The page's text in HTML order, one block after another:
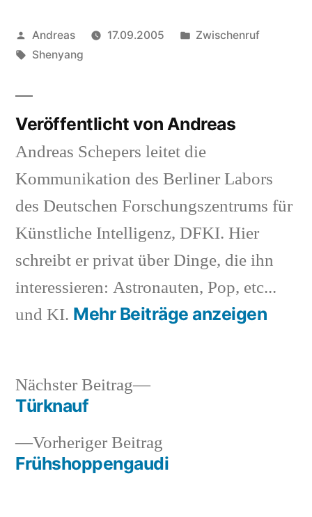
Veröffentlicht
von
Andreas 17.09.2005
Veröffentlicht
Zwischenruf
Schlagwörter:
Shenyang
Veröffentlicht von Andreas
Andreas Schepers leitet die
Kommunikation des Berliner Labors
des Deutschen Forschungszentrums für
Künstliche Intelligenz, DFKI. Hier
schreibt er privat über Dinge, die ihn
interessieren: Astronauten, Pop, etc...
und KI. Mehr Beiträge anzeigen
Beitragsnavigation
Vorheriger Beitrag
Beitrag:
Frühshoppengaudi
Nächster Beitrag
Nächster
Türknauf